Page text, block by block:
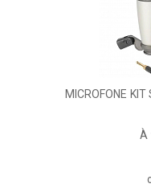
MICROFONE
À